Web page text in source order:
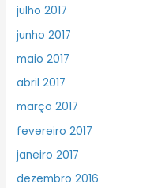
julho 2017
junho 2017
maio 2017
abril 2017
março 2017
fevereiro 2017
janeiro 2017
dezembro 2016